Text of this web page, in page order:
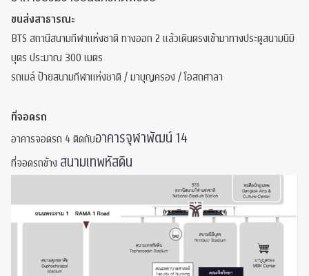
ขนส่งสาธารณะ
BTS สถานีสนามกีฬาแห่งชาติ ทางออก 2 แล้วเดินตรงเข้ามาทางประตูสนามนิมิ
บุตร ประมาณ 300 เมตร
รถเมล์ ป้ายสนามกีฬาแห่งชาติ / มาบุญครอง / โอสถศาลา
ที่จอดรถ
อาคารจอดรถ 4 ติดกับอาคารจุฬาพัฒน์ 14
ที่จอดรถข้าง สนามเทพหัสดิน